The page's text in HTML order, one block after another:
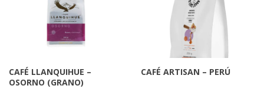
CAFÉ LLANQUIHUE –
OSORNO (GRANO)
CAFÉ ARTISAN – PERÚ